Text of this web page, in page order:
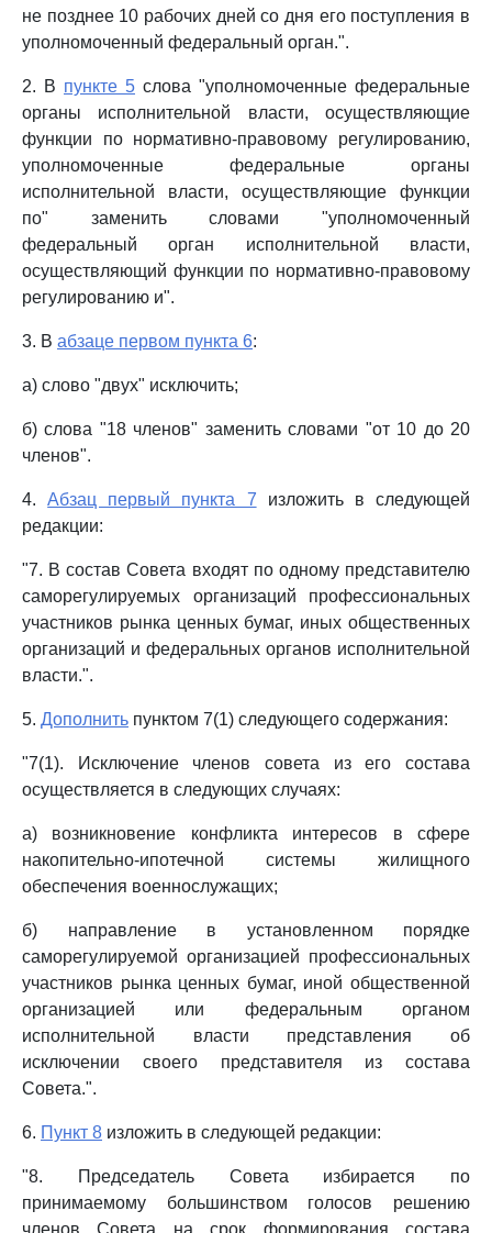
не позднее 10 рабочих дней со дня его поступления в
уполномоченный федеральный орган.".
2. В пункте 5 слова "уполномоченные федеральные
органы исполнительной власти, осуществляющие
функции по нормативно-правовому регулированию,
уполномоченные федеральные органы
исполнительной власти, осуществляющие функции
по" заменить словами "уполномоченный
федеральный орган исполнительной власти,
осуществляющий функции по нормативно-правовому
регулированию и".
3. В абзаце первом пункта 6:
а) слово "двух" исключить;
б) слова "18 членов" заменить словами "от 10 до 20
членов".
4.Абзац первый пункта 7 изложить в следующей
редакции:
"7. В состав Совета входят по одному представителю
саморегулируемых организаций профессиональных
участников рынка ценных бумаг, иных общественных
организаций и федеральных органов исполнительной
власти.".
5. Дополнить пунктом 7(1) следующего содержания:
"7(1). Исключение членов совета из его состава
осуществляется в следующих случаях:
а) возникновение конфликта интересов в сфере
накопительно-ипотечной системы жилищного
обеспечения военнослужащих;
б) направление в установленном порядке
саморегулируемой организацией профессиональных
участников рынка ценных бумаг, иной общественной
организацией или федеральным органом
исполнительной власти представления об
исключении своего представителя из состава
Совета.".
6. Пункт 8 изложить в следующей редакции:
"8. Председатель Совета избирается по
принимаемому большинством голосов решению
членов Совета на срок формирования состава